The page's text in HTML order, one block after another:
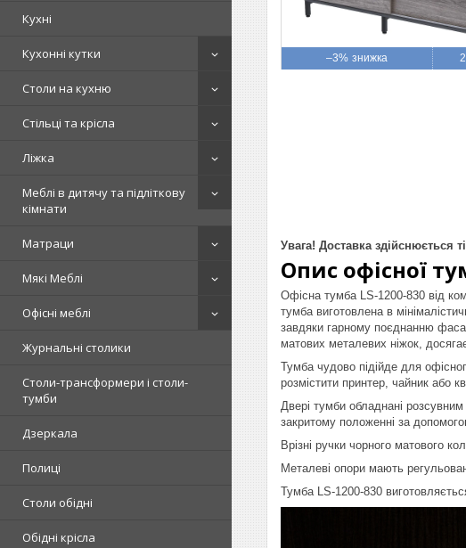
Кухні
Кухонні кутки
Столи на кухню
Стільці та крісла
Ліжка
Меблі в дитячу та підліткову
кімнати
Матраци
Мякі Меблі
Офісні меблі
Журнальні столики
Столи-трансформери і столи-
тумби
Дзеркала
Полиці
Столи обідні
Обідні крісла
–3%
Увага! Доставка здійснюється
Опис офісної
Офісна тумба LS-1200-830 від
тумба виготовлена в
завдяки гарному поєднанню
матових металевих ніжок,
Тумба чудово підійде для
розмістити принтер, чайник або
Двері тумби обладнані
закритому положенні за
Врізні ручки чорного матового
Металеві опори мають
Тумба LS-1200-830